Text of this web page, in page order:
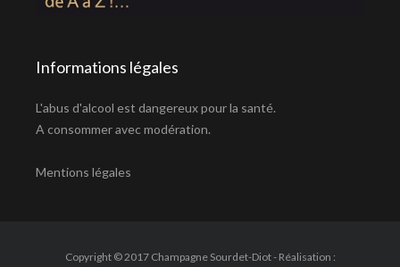
Informations légales
L'abus d'alcool est dangereux pour la santé.
A consommer avec modération.
Mentions légales
Copyright © 2017 Champagne Sourdet-Diot - Réalisation :